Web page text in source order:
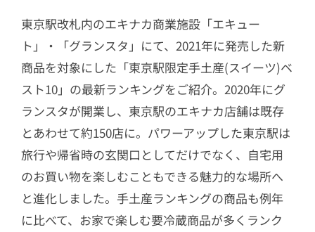
東京駅改札内のエキナカ商業施設「エキュー
ト」・「グランスタ」にて、2021年に発売した新
商品を対象にした「東京駅限定手土産(スイーツ)ベ
スト10」の最新ランキングをご紹介。2020年にグ
ランスタが開業し、東京駅のエキナカ店舗は既存
とあわせて約150店に。パワーアップした東京駅は
旅行や帰省時の玄関口としてだけでなく、自宅用
のお買い物を楽しむこともできる魅力的な場所へ
と進化しました。手土産ランキングの商品も例年
に比べて、お家で楽しむ要冷蔵商品が多くランク